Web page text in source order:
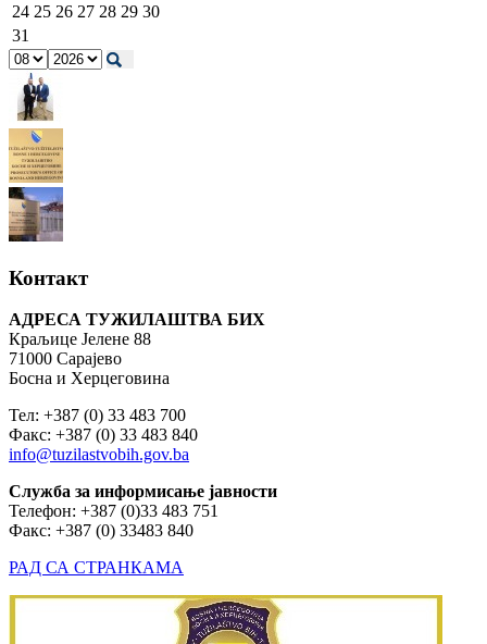
24 25 26 27 28 29 30
31
Контакт
АДРЕСА ТУЖИЛАШТВА БИХ
Краљице Јелене 88
71000 Сарајево
Босна и Херцеговина
Тел: +387 (0) 33 483 700
Факс: +387 (0) 33 483 840
info@tuzilastvobih.gov.ba
Служба за информисање јавности
Телефон: +387 (0)33 483 751
Факс: +387 (0) 33483 840
РАД СА СТРАНКАМА